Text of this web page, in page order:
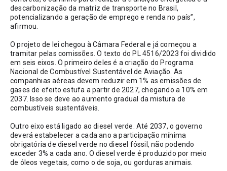
descarbonização da matriz de transporte no Brasil,
potencializando a geração de emprego e renda no país”,
afirmou.
O projeto de lei chegou à Câmara Federal e já começou a
tramitar pelas comissões. O texto do PL 4516/2023 foi dividido
em seis eixos. O primeiro deles é a criação do Programa
Nacional de Combustível Sustentável de Aviação. As
companhias aéreas devem reduzir em 1% as emissões de
gases de efeito estufa a partir de 2027, chegando a 10% em
2037. Isso se deve ao aumento gradual da mistura de
combustíveis sustentáveis.
Outro eixo está ligado ao diesel verde. Até 2037, o governo
deverá estabelecer a cada ano a participação mínima
obrigatória de diesel verde no diesel fóssil, não podendo
exceder 3% a cada ano. O diesel verde é produzido por meio
de óleos vegetais, como o de soja, ou gorduras animais.